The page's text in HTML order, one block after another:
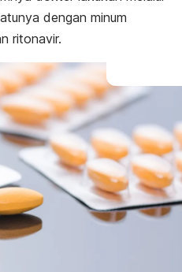
dengan minum
ritonavir.